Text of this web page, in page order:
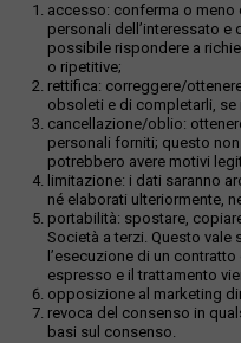
accesso: conferma o meno
personali dell’interessato
possibile rispondere a
o ripetitive;
rettifica: correggere/
obsoleti e di completarli, se
cancellazione/oblio:
personali forniti; questo
potrebbero avere motivi
limitazione: i dati saranno
né elaborati ulteriormente,
portabilità: spostare,
Società a terzi. Questo vale
l’esecuzione di un
espresso e il trattamento
opposizione al marketing
revoca del consenso in
basi sul consenso.